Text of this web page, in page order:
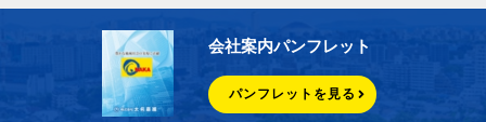
会社案内パンフレット
パンフレットを見る